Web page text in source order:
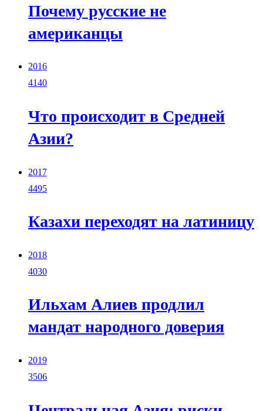
Почему русские не
американцы
2016
4140
Что происходит в Средней
Азии?
2017
4495
Казахи переходят на латиницу
2018
4030
Ильхам Алиев продлил
мандат народного доверия
2019
3506